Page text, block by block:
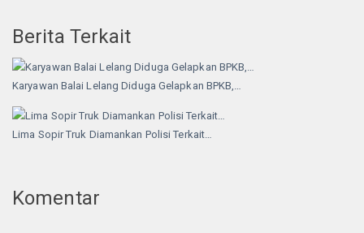
Berita Terkait
Karyawan Balai Lelang Diduga Gelapkan BPKB,…
Lima Sopir Truk Diamankan Polisi Terkait…
Komentar